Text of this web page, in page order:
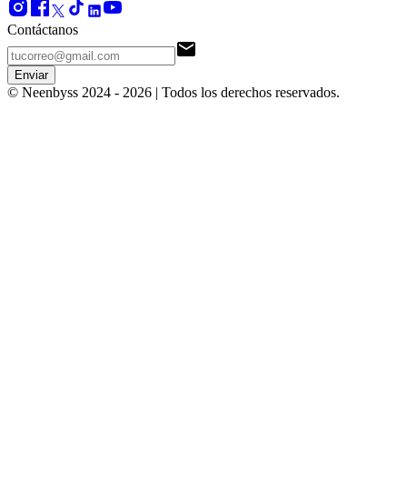
Contáctanos
Enviar
© Neenbyss 2024 - 2026 | Todos los derechos reservados.